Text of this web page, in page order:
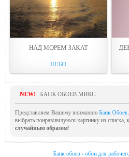
НАД МОРЕМ ЗАКАТ
НЕБО
NEW! БАНК ОБОЕВ.МИКС
Представляем Вашему вниманию Банк
выбрать понравившуюся картинку из списка,
случайным образом!
Банк обоев - обои для